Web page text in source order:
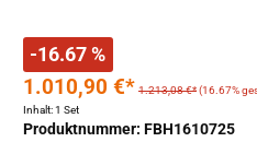
-16.67 %
1.010,90 €* 1.213,08 €*(16.67%
Inhalt:1 Set
Produktnummer: FBH1610725